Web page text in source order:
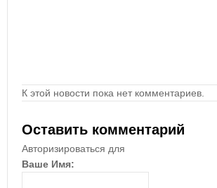
К этой новости пока нет комментариев.
Оставить комментарий
Авторизироваться для
Ваше Имя: